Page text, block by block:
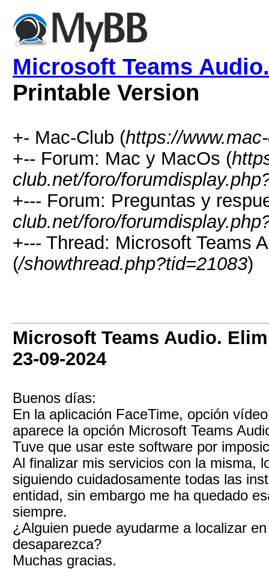
Microsoft Teams
Printable Version
+- Mac-Club (https://
+-- Forum: Mac y MacOs (
club.net/foro/
+--- Forum: Preguntas y
club.net/foro/
+--- Thread: Microsoft Teams
(/showthread.php?tid=21083)
Microsoft Teams Audio.
23-09-2024
Buenos días:
En la aplicación FaceTime, opción
aparece la opción Microsoft Teams
Tuve que usar este software por
Al finalizar mis servicios con la misma,
siguiendo cuidadosamente todas las
entidad, sin embargo me ha quedado
siempre.
¿Alguien puede ayudarme a localizar
desaparezca?
Muchas gracias.